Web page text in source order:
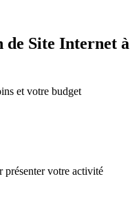
de Site Internet à
et votre budget
présenter votre activité